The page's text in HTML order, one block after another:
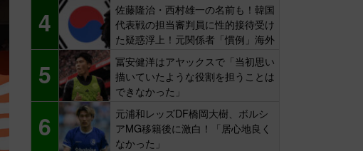
4
佐藤隆治・西村雄一の名前も！韓国
代表戦の担当審判員に性的接待受け
た疑惑浮上！元関係者「慣例」海外
報道
5
冨安健洋はアヤックスで「当初思い
描いていたような役割を担うことは
できなかった」
6
元浦和レッズDF橋岡大樹、ボルシ
アMG移籍後に激白！「居心地良く
なかった」